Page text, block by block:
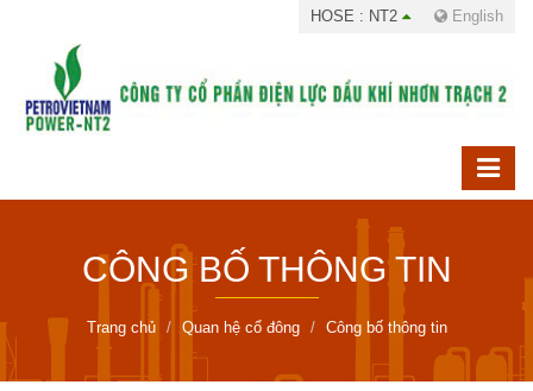
HOSE : NT2 English
CÔNG BỐ THÔNG TIN
Trang chủ Quan hệ cổ đông Công bố thông tin